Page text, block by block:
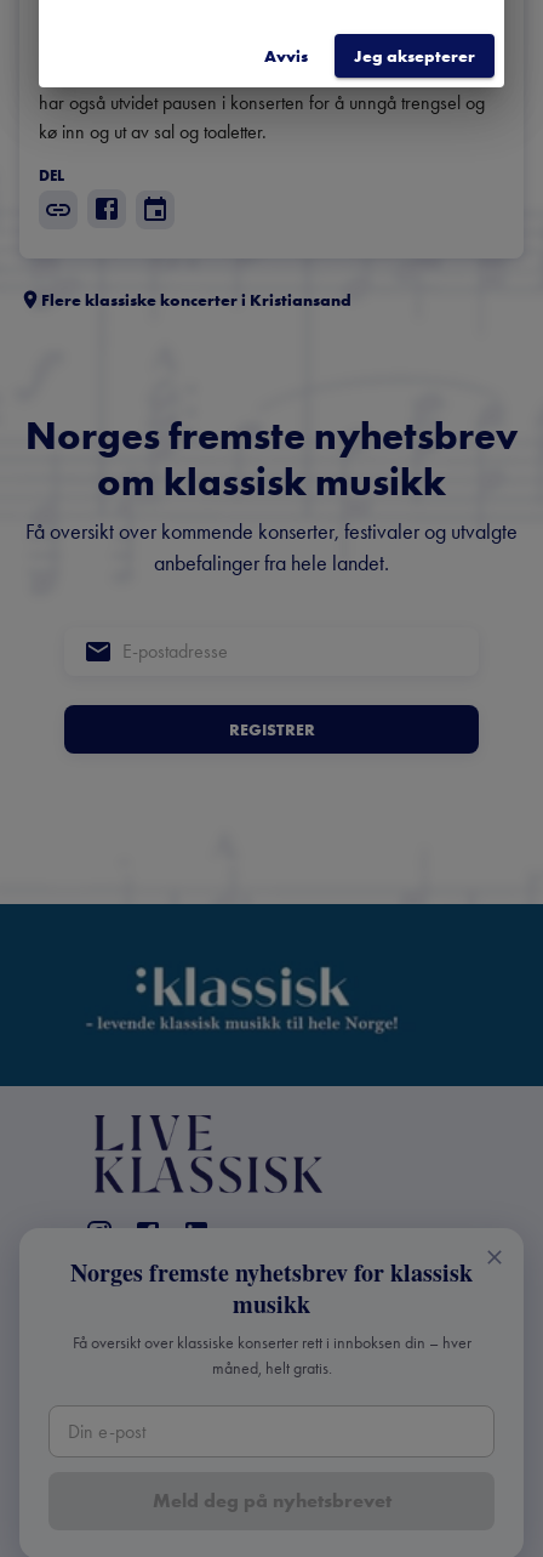
plasser i våre saler redusert, og vi har blokkert flere seter for
å skape et sikksakk-mønster som sikrer 1-meters-regelen. Vi
har også utvidet pausen i konserten for å unngå trengsel og
kø inn og ut av sal og toaletter.
DEL
Flere klassiske koncerter i Kristiansand
Norges fremste nyhetsbrev
om klassisk musikk
Få oversikt over kommende konserter, festivaler og utvalgte
anbefalinger fra hele landet.
REGISTRER
KONTAKT
Live Klassisk: +47 98670803
info@liveklassisk.no
Live Klassisk
Org nr: 932392364
Copyright ©2026Live Klassisk •Personvern og
Norges fremste nyhetsbrev for klassisk
musikk
Få oversikt over klassiske konserter rett i innboksen din – hver
måned, helt gratis.
Meld deg på nyhetsbrevet
Avvis Jeg aksepterer